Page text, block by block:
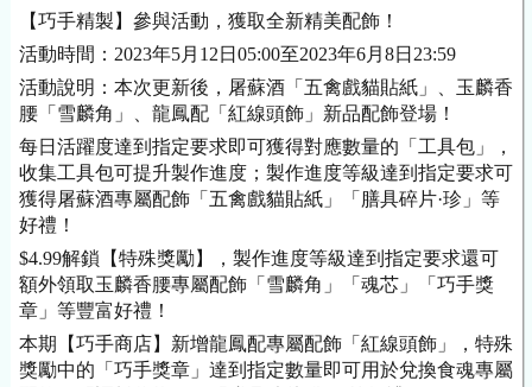
【巧手精製】參與活動，獲取全新精美配飾！
活動時間：2023年5月12日05:00至2023年6月8日23:59
活動說明：本次更新後，屠蘇酒「五禽戲貓貼紙」、玉麟香
腰「雪麟角」、龍鳳配「紅線頭飾」新品配飾登場！
每日活躍度達到指定要求即可獲得對應數量的「工具包」，
收集工具包可提升製作進度；製作進度等級達到指定要求可
獲得屠蘇酒專屬配飾「五禽戲貓貼紙」「膳具碎片·珍」等
好禮！
$4.99解鎖【特殊獎勵】，製作進度等級達到指定要求還可
額外領取玉麟香腰專屬配飾「雪麟角」「魂芯」「巧手獎
章」等豐富好禮！
本期【巧手商店】新增龍鳳配專屬配飾「紅線頭飾」，特殊
獎勵中的「巧手獎章」達到指定數量即可用於兌換食魂專屬